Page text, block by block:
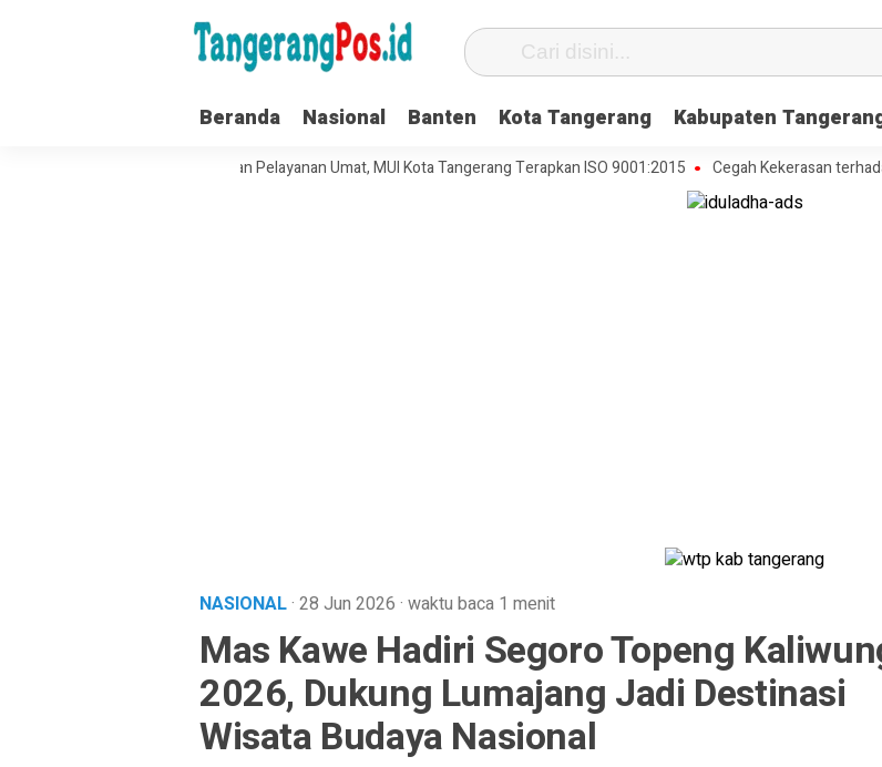
Beranda Nasional Banten Kota Tangerang Kabupaten
Tata Kelola Organisasi dan Pelayanan Umat, MUI Kota Tangerang Terapkan ISO 9001:2015 Cegah Kekerasan terhadap
NASIONAL· 28 Jun 2026 · waktu baca 1 menit
Mas Kawe Hadiri Segoro Topeng
2026, Dukung Lumajang Jadi Destinasi
Wisata Budaya Nasional